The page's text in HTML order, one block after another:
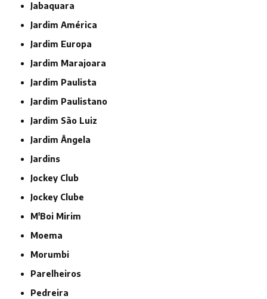
Jabaquara
Jardim América
Jardim Europa
Jardim Marajoara
Jardim Paulista
Jardim Paulistano
Jardim São Luiz
Jardim Ângela
Jardins
Jockey Club
Jockey Clube
M'Boi Mirim
Moema
Morumbi
Parelheiros
Pedreira